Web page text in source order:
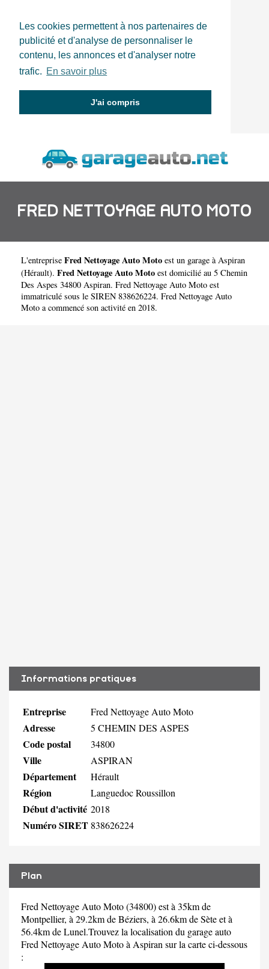
Les cookies permettent à nos partenaires de
publicité et d'analyse de personnaliser le
contenu, les annonces et d'analyser notre
trafic. En savoir plus
J'ai compris
FRED NETTOYAGE AUTO MOTO
L'entreprise Fred Nettoyage Auto Moto est un garage à Aspiran
(Hérault). Fred Nettoyage Auto Moto est domicilié au 5 Chemin
Des Aspes 34800 Aspiran. Fred Nettoyage Auto Moto est
immatriculé sous le SIREN 838626224. Fred Nettoyage Auto
Moto a commencé son activité en 2018.
Informations pratiques
Entreprise Fred Nettoyage Auto Moto
Adresse 5 CHEMIN DES ASPES
Code postal 34800
Ville ASPIRAN
Département Hérault
Région Languedoc Roussillon
Début d'activité 2018
Numéro SIRET 838626224
Plan
Fred Nettoyage Auto Moto (34800) est à 35km de
Montpellier, à 29.2km de Béziers, à 26.6km de Sète et à
56.4km de Lunel.Trouvez la localisation du garage auto
Fred Nettoyage Auto Moto à Aspiran sur la carte ci-dessous
: